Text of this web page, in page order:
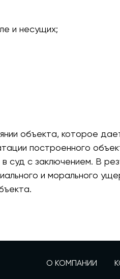
и несущих;
объекта, которое
построенного
суд с заключением. В
и морального
О КОМПАНИИ